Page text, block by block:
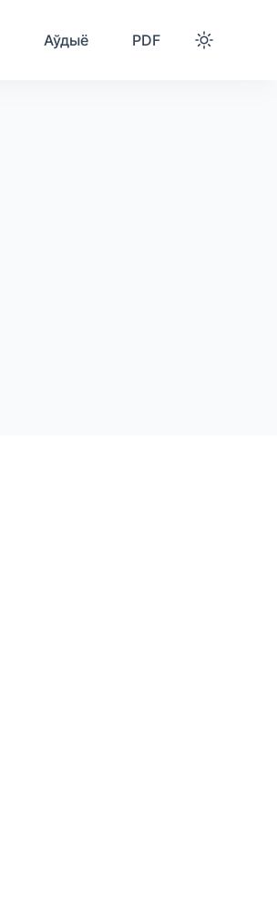
Аўдыё PDF